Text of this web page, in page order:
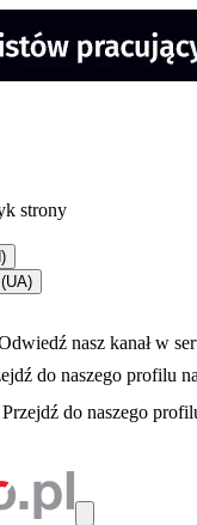
się w nowej karcie
strony
- otwiera się w nowej karcie
nasz kanał w
w nowej karcie
do naszego profilu
- otwiera się w nowej karcie
Przejdź do naszego